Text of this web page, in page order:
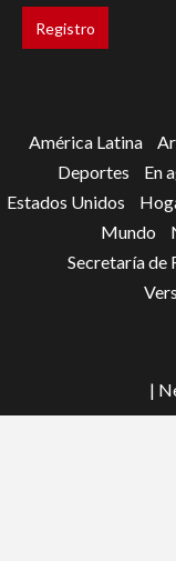
América Latina
Deportes
En
Estados Unidos
Mundo
Secretaría de
|